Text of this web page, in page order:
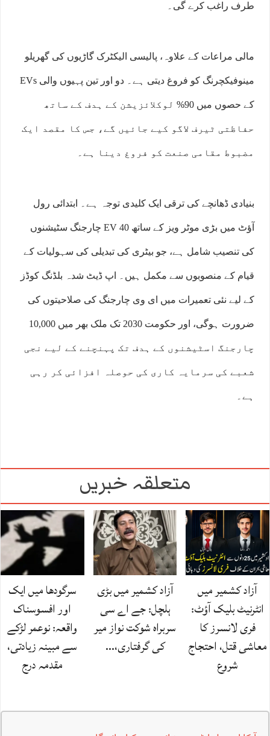
طرف راغب کرے گی۔
مالی مراعات کے علاوہ، پالیسی الیکٹرک گاڑیوں کی گھریلو
مینوفیکچرنگ کو فروغ دیتی ہے۔ دو اور تین پہیوں والی EVs
کے حصوں میں 90% لوکلائزیشن کے ہدف کے ساتھ
حفاظتی ٹیرف لاگو کیے جائیں گے، جس کا مقصد ایک
مضبوط مقامی صنعت کو فروغ دینا ہے۔
بنیادی ڈھانچے کی ترقی ایک کلیدی توجہ ہے۔ ابتدائی رول
آؤٹ میں بڑی موٹر ویز کے ساتھ 40 EV چارجنگ سٹیشنوں
کی تنصیب شامل ہے، جو بیٹری کی تبدیلی کی سہولیات کے
قیام کے منصوبوں سے مکمل ہیں۔ اپ ڈیٹ شدہ بلڈنگ کوڈز
کے لیے نئی تعمیرات میں ای وی چارجنگ کی صلاحیتوں کی
ضرورت ہوگی، اور حکومت 2030 تک ملک بھر میں 10,000
چارجنگ اسٹیشنوں کے ہدف تک پہنچنے کے لیے نجی
شعبے کی سرمایہ کاری کی حوصلہ افزائی کر رہی
ہے۔
متعلقہ خبریں
آزاد کشمیر میں
انٹرنیٹ بلیک آؤٹ:
فری لانسرز کا
معاشی قتل، احتجاج
شروع
آزاد کشمیر میں بڑی
ہلچل: جے اے سی
سربراہ شوکت نواز میر
کی گرفتاری،…
سرگودھا میں ایک
اور افسوسناک
واقعہ: نوعمر لڑکے
سے مبینہ زیادتی،
مقدمہ درج